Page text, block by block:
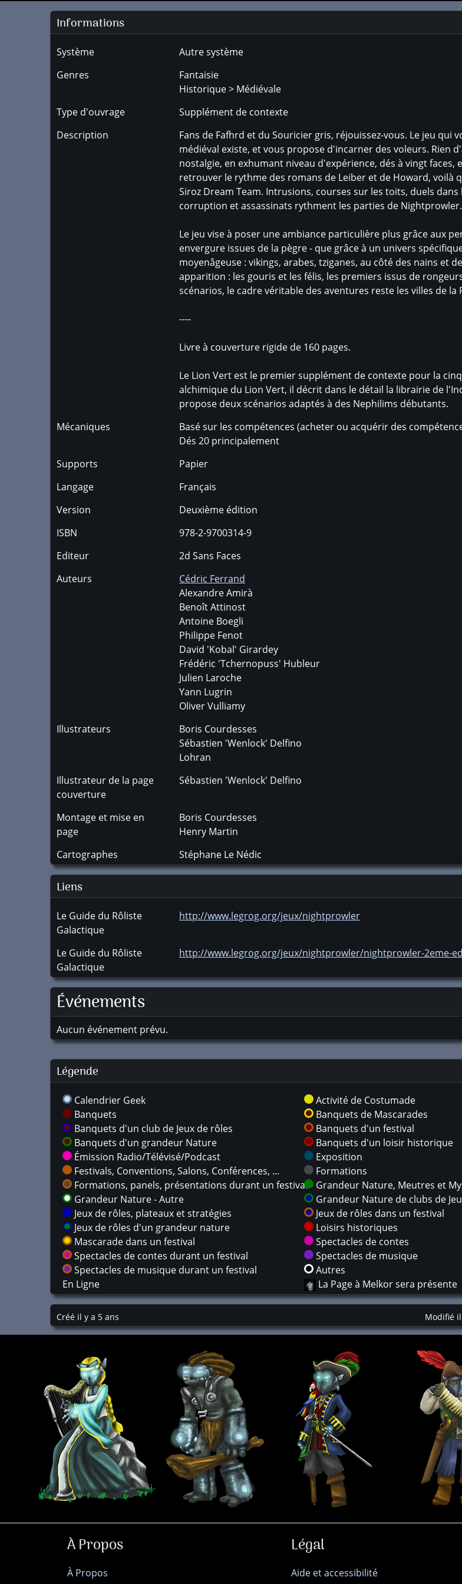
Informations
Système
Autre système
Genres
Fantaisie
Historique > Médiévale
Type d'ouvrage
Supplément de contexte
Description
Fans de Fafhrd et du Souricier gris, réjouissez-vous. Le jeu
médiéval existe, et vous propose d'incarner des voleurs. Rien
nostalgie, en exhumant niveau d'expérience, dés à vingt
retrouver le rythme des romans de Leiber et de Howard,
Siroz Dream Team. Intrusions, courses sur les toits, duels
corruption et assassinats rythment les parties de Nightprowler.
Le jeu vise à poser une ambiance particulière plus grâce aux
envergure issues de la pègre - que grâce à un univers
moyenâgeuse : vikings, arabes, tziganes, au côté des nains
apparition : les gouris et les félis, les premiers issus de
scénarios, le cadre véritable des aventures reste les villes de
----
Livre à couverture rigide de 160 pages.
Le Lion Vert est le premier supplément de contexte pour la
alchimique du Lion Vert, il décrit dans le détail la librairie de
propose deux scénarios adaptés à des Nephilims débutants.
Mécaniques
Basé sur les compétences (acheter ou acquérir des
Dés 20 principalement
Supports
Papier
Langage
Français
Version
Deuxième édition
ISBN
978-2-9700314-9
Editeur
2d Sans Faces
Auteurs
Cédric Ferrand
Alexandre Amirà
Benoît Attinost
Antoine Boegli
Philippe Fenot
David 'Kobal' Girardey
Frédéric 'Tchernopuss' Hubleur
Julien Laroche
Yann Lugrin
Oliver Vulliamy
Illustrateurs
Boris Courdesses
Sébastien 'Wenlock' Delfino
Lohran
Illustrateur de la page
couverture
Sébastien 'Wenlock' Delfino
Montage et mise en
page
Boris Courdesses
Henry Martin
Cartographes
Stéphane Le Nédic
Liens
Le Guide du Rôliste
Galactique
http://www.legrog.org/jeux/nightprowler
Le Guide du Rôliste
Galactique
http://www.legrog.org/jeux/nightprowler/nightprowler-2eme-
Événements
Aucun événement prévu.
Légende
Calendrier Geek
Activité de Costumade
Banquets
Banquets de Mascarades
Banquets d'un club de Jeux de rôles
Banquets d'un festival
Banquets d'un grandeur Nature
Banquets d'un loisir historique
Émission Radio/Télévisé/Podcast
Exposition
Festivals, Conventions, Salons, Conférences, ...
Formations
Formations, panels, présentations durant un festival
Grandeur Nature, Meutres et
Grandeur Nature - Autre
Grandeur Nature de clubs de
Jeux de rôles, plateaux et stratégies
Jeux de rôles dans un festival
Jeux de rôles d'un grandeur nature
Loisirs historiques
Mascarade dans un festival
Spectacles de contes
Spectacles de contes durant un festival
Spectacles de musique
Spectacles de musique durant un festival
Autres
En Ligne
La Page à Melkor sera présente
Créé il y a 5 ans Modifié
À Propos
À Propos
Légal
Aide et accessibilité